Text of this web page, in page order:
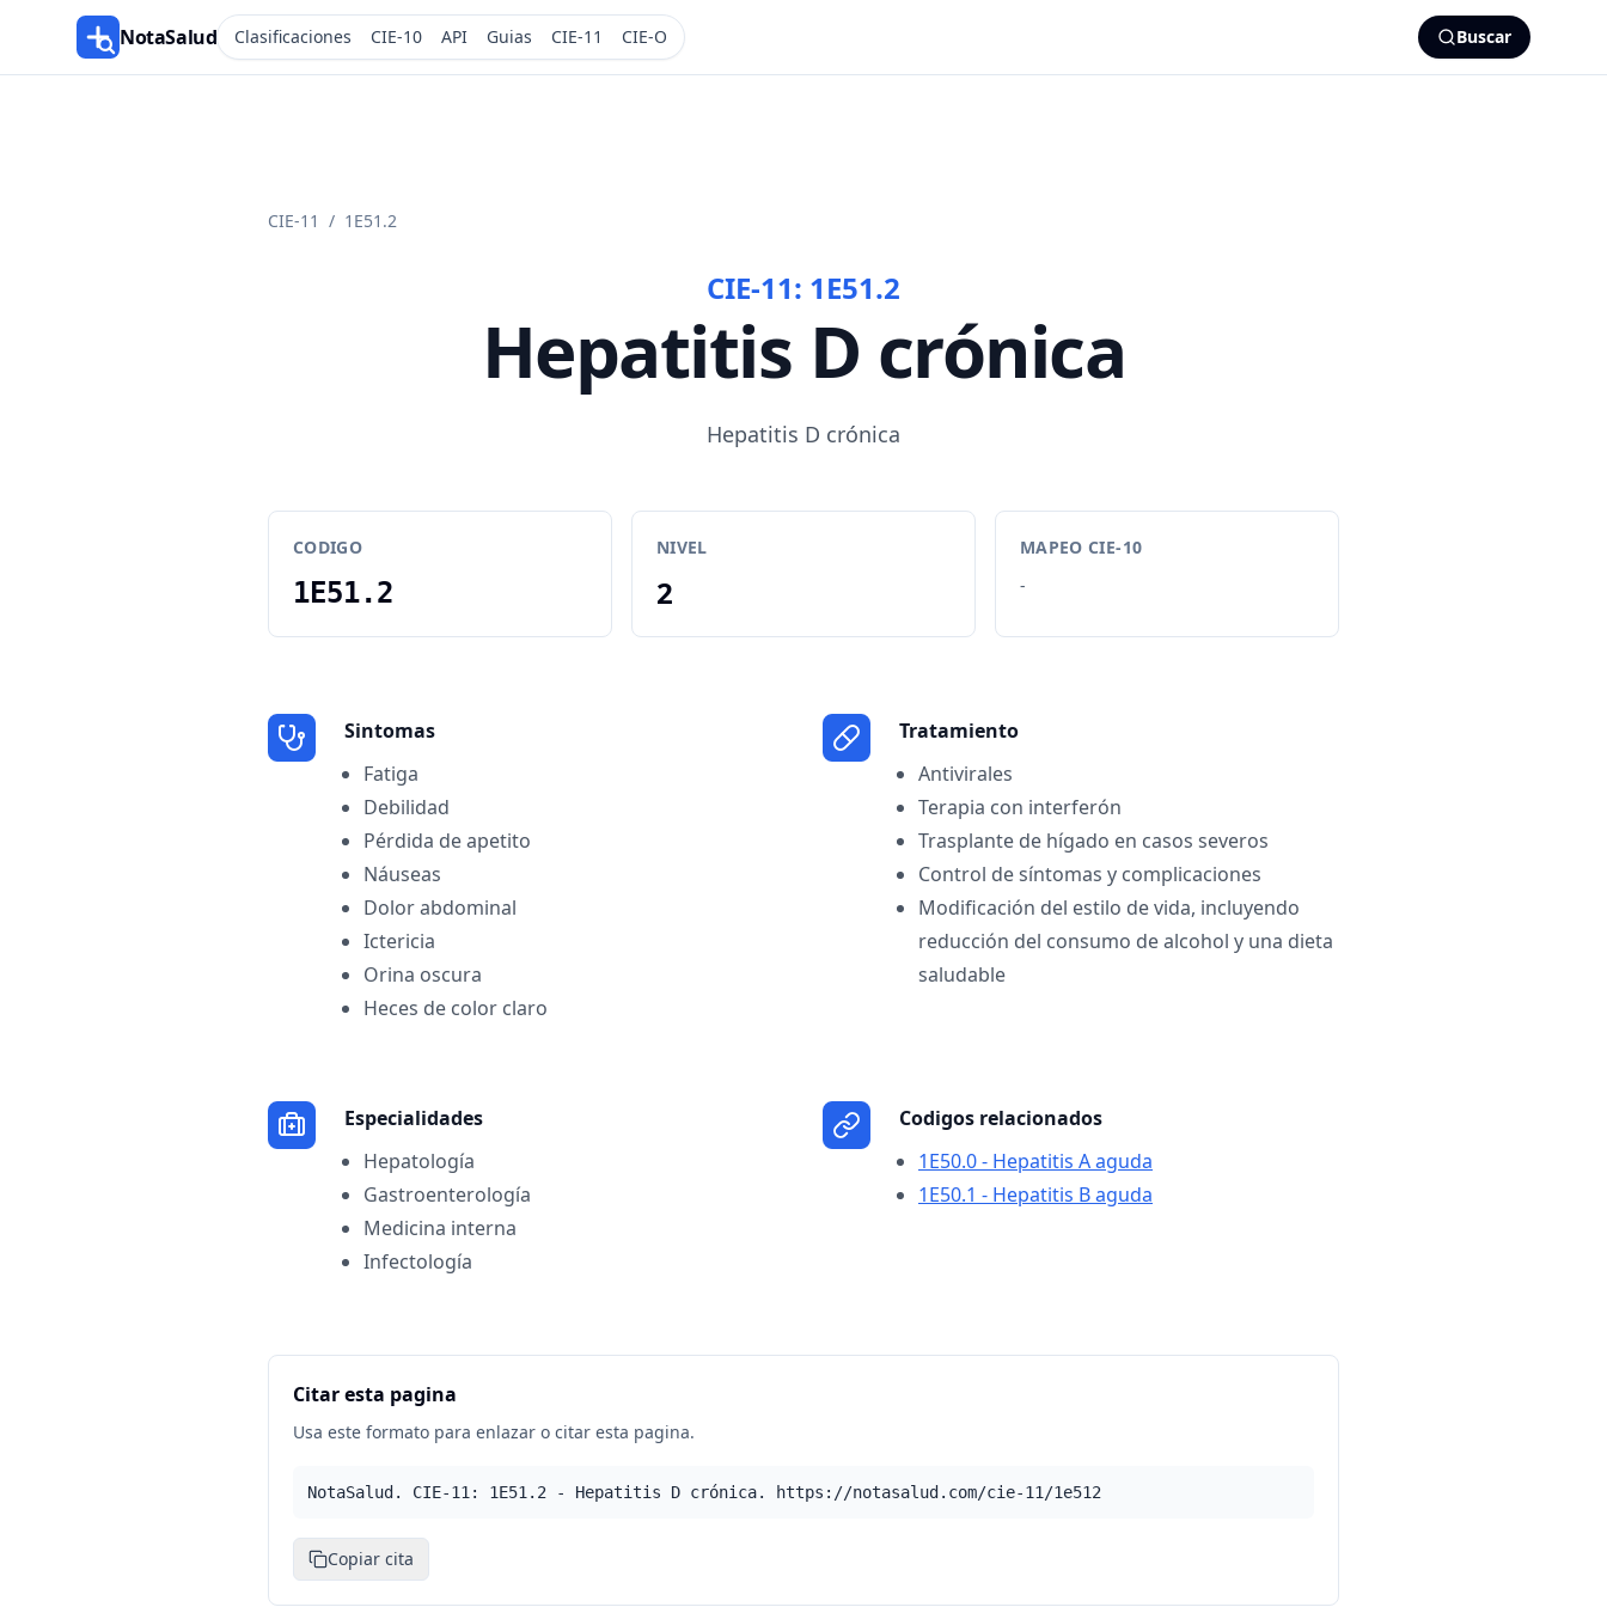
NotaSalud Clasificaciones CIE-10 API Guias CIE-11 CIE-O Buscar
CIE-11 / 1E51.2
CIE-11: 1E51.2
Hepatitis D crónica
Hepatitis D crónica
CODIGO
1E51.2
NIVEL
2
MAPEO CIE-10
-
Sintomas
Fatiga
Debilidad
Pérdida de apetito
Náuseas
Dolor abdominal
Ictericia
Orina oscura
Heces de color claro
Tratamiento
Antivirales
Terapia con interferón
Trasplante de hígado en casos severos
Control de síntomas y complicaciones
Modificación del estilo de vida, incluyendo
reducción del consumo de alcohol y una dieta
saludable
Especialidades
Hepatología
Gastroenterología
Medicina interna
Infectología
Codigos relacionados
1E50.0 - Hepatitis A aguda
1E50.1 - Hepatitis B aguda
Citar esta pagina
Usa este formato para enlazar o citar esta pagina.
NotaSalud. CIE-11: 1E51.2 - Hepatitis D crónica. https://notasalud.com/cie-11/1e512
Copiar cita